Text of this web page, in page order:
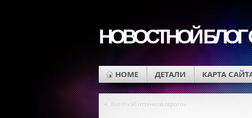
НОВОСТНОЙ
HOME ДЕТАЛИ КАРТА
« Все о «50 оттенков серого»